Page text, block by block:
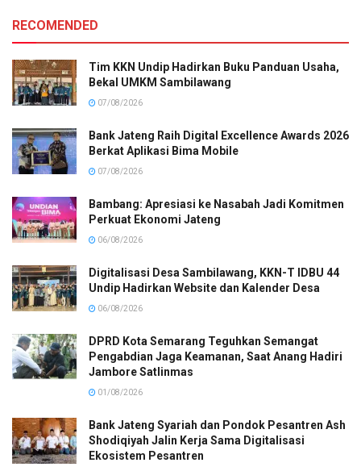
RECOMENDED
Tim KKN Undip Hadirkan Buku Panduan Usaha,
Bekal UMKM Sambilawang
07/08/2026
Bank Jateng Raih Digital Excellence Awards 2026
Berkat Aplikasi Bima Mobile
07/08/2026
Bambang: Apresiasi ke Nasabah Jadi Komitmen
Perkuat Ekonomi Jateng
06/08/2026
Digitalisasi Desa Sambilawang, KKN-T IDBU 44
Undip Hadirkan Website dan Kalender Desa
06/08/2026
DPRD Kota Semarang Teguhkan Semangat
Pengabdian Jaga Keamanan, Saat Anang Hadiri
Jambore Satlinmas
01/08/2026
Bank Jateng Syariah dan Pondok Pesantren Ash
Shodiqiyah Jalin Kerja Sama Digitalisasi
Ekosistem Pesantren